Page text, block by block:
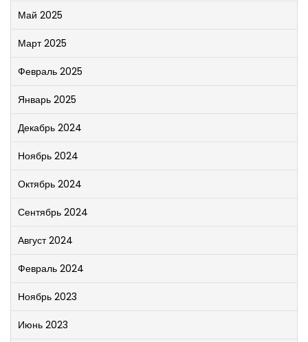
Май 2025
Март 2025
Февраль 2025
Январь 2025
Декабрь 2024
Ноябрь 2024
Октябрь 2024
Сентябрь 2024
Август 2024
Февраль 2024
Ноябрь 2023
Июнь 2023